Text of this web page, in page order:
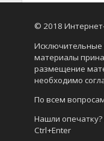
© 2018
материалы
размещение
необходимо
По всем
Нашли
Ctrl+Enter